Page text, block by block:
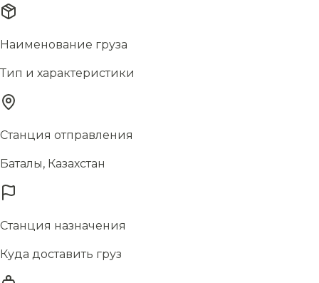
Наименование груза
Тип и характеристики
Станция отправления
Баталы, Казахстан
Станция назначения
Куда доставить груз